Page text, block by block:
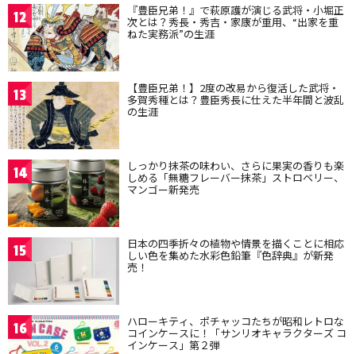
12 『豊臣兄弟！』で萩原護が演じる武将・小堀正
次とは？秀長・秀吉・家康が重用、“出家を重
ねた実務派”の生涯
13 【豊臣兄弟！】2度の改易から復活した武将・
多賀秀種とは？豊臣秀長に仕えた半年間と波乱
の生涯
14 しっかり抹茶の味わい、さらに果実の香りも楽
しめる「無糖フレーバー抹茶」ストロベリー、
マンゴー新発売
15 日本の四季折々の植物や情景を描くことに相応
しい色を集めた水彩色鉛筆『色辞典』が新発
売！
16 ハローキティ、ポチャッコたちが昭和レトロな
コインケースに！「サンリオキャラクターズ コ
インケース」第２弾